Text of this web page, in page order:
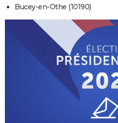
Bucey-en-Othe (10190)